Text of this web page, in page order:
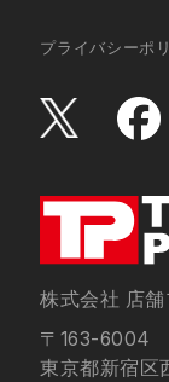
株式会社 店
〒163-6004
東京都新宿区
プライバシーポ